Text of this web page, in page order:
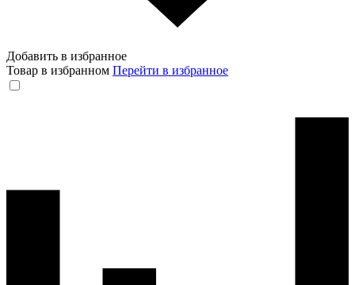
Добавить в избранное
Товар в избранном Перейти в избранное